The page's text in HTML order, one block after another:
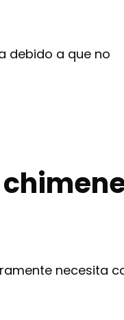
debido a que no
necesita